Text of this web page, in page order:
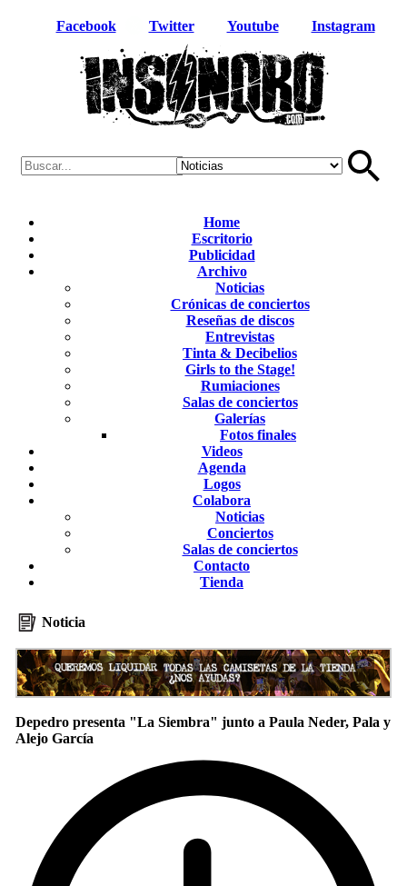
Facebook Twitter Youtube Instagram
Home
Escritorio
Publicidad
Archivo
Noticias
Crónicas de conciertos
Reseñas de discos
Entrevistas
Tinta & Decibelios
Girls to the Stage!
Rumiaciones
Salas de conciertos
Galerías
Fotos finales
Videos
Agenda
Logos
Colabora
Noticias
Conciertos
Salas de conciertos
Contacto
Tienda
Noticia
Depedro presenta "La Siembra" junto a Paula Neder, Pala y
Alejo García